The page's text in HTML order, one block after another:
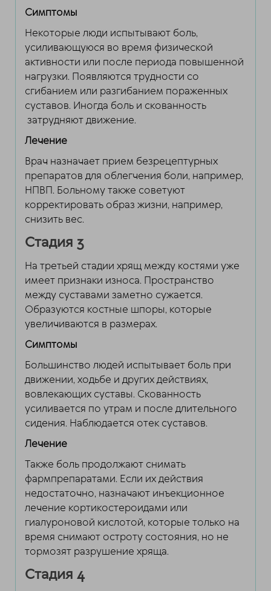
Симптомы
Некоторые люди испытывают боль,
усиливающуюся во время физической
активности или после периода повышенной
нагрузки. Появляются трудности со
сгибанием или разгибанием пораженных
суставов. Иногда боль и скованность
затрудняют движение.
Лечение
Врач назначает прием безрецептурных
препаратов для облегчения боли, например,
НПВП. Больному также советуют
корректировать образ жизни, например,
снизить вес.
Стадия 3
На третьей стадии хрящ между костями уже
имеет признаки износа. Пространство
между суставами заметно сужается.
Образуются костные шпоры, которые
увеличиваются в размерах.
Симптомы
Большинство людей испытывает боль при
движении, ходьбе и других действиях,
вовлекающих суставы. Скованность
усиливается по утрам и после длительного
сидения. Наблюдается отек суставов.
Лечение
Также боль продолжают снимать
фармпрепаратами. Если их действия
недостаточно, назначают инъекционное
лечение кортикостероидами или
гиалуроновой кислотой, которые только на
время снимают остроту состояния, но не
тормозят разрушение хряща.
Стадия 4